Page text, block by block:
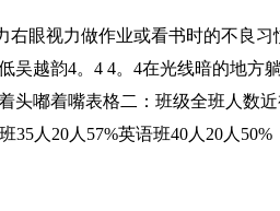
右眼视力做作业或看书时的不良
吴越韵4。4 4。4在光线暗的地方
头嘟着嘴表格二：班级全班人数
35人20人57%英语班40人20人50%